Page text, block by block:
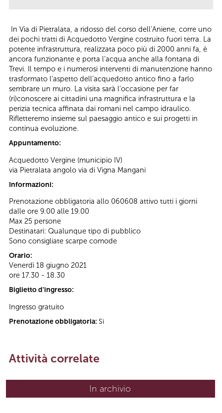
In Via di Pietralata, a ridosso del corso dell’Aniene, corre uno
dei pochi tratti di Acquedotto Vergine costruito fuori terra. La
potente infrastruttura, realizzata poco più di 2000 anni fa, è
ancora funzionante e porta l’acqua anche alla fontana di
Trevi. Il tempo e i numerosi interventi di manutenzione hanno
trasformato l’aspetto dell’acquedotto antico fino a farlo
sembrare un muro. La visita sarà l’occasione per far
(ri)conoscere ai cittadini una magnifica infrastruttura e la
perizia tecnica affinata dai romani nel campo idraulico.
Rifletteremo insieme sul paesaggio antico e sui progetti in
continua evoluzione.
Appuntamento:
Acquedotto Vergine (municipio IV)
via Pietralata angolo via di Vigna Mangani
Informazioni:
Prenotazione obbligatoria allo 060608 attivo tutti i giorni
dalle ore 9.00 alle 19.00
Max 25 persone
Destinatari: Qualunque tipo di pubblico
Sono consigliate scarpe comode
Orario:
Venerdì 18 giugno 2021
ore 17.30 - 18.30
Biglietto d'ingresso:
Ingresso gratuito
Prenotazione obbligatoria: Sì
Attività correlate
In archivio